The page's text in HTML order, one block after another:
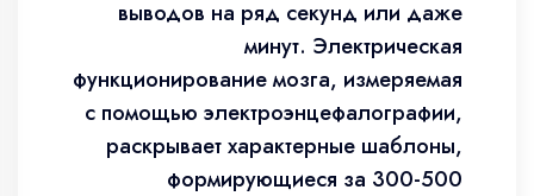
выводов на ряд секунд или даже
минут. Электрическая
функционирование мозга, измеряемая
с помощью электроэнцефалографии,
раскрывает характерные шаблоны,
формирующиеся за 300-500